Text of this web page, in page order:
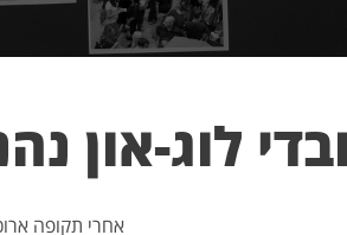
לוג-און
אחרי תקופה